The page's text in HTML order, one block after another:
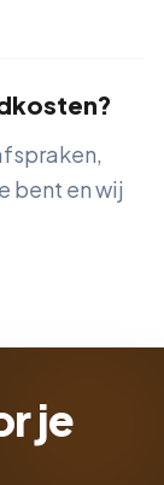
bent en wij
je